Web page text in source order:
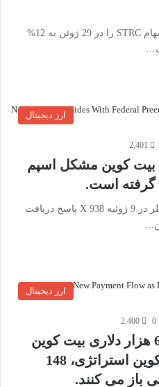
خوراکی های کلیدی Strategy سود سهام STRC را در 29 ژوئن به 12%
ارز دیجیتال
2,401
بیت کوین مشکل اسپم
خوراکی های کلیدی پست مایکل سیلر در 9 ژوئیه X 938 پاسخ دریافت
ارز دیجیتال
0
2,400
نهنگ ها با بازپس گیری 64 هزار دلاری بیت کوین
پس از فروش 3588 بیت کوین استراتژی، 148
باز می کنند.